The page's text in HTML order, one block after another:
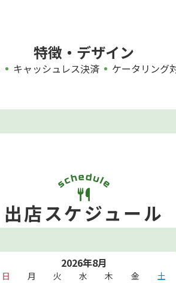
特徴・デザイン
キャッシュレス決済 ケータリング
出店スケジュール
2026年8月
日 月 火 水 木 金
土